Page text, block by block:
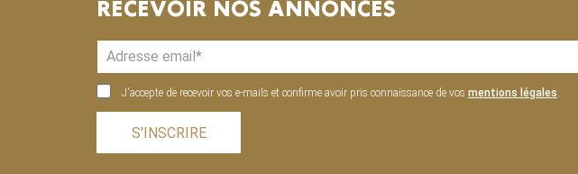
RECEVOIR NOS ANNONCES
J'accepte de recevoir vos e-mails et confirme avoir pris connaissance de vos mentions légales.
S'INSCRIRE